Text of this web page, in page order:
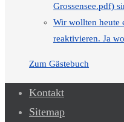
Grossensee.pdf)
Wir wollten heute
reaktivieren. Ja
Zum Gästebuch
Kontakt
Sitemap